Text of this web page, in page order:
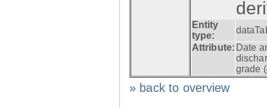
Entity
type:
Attribute: Date
grade (
» back to overview